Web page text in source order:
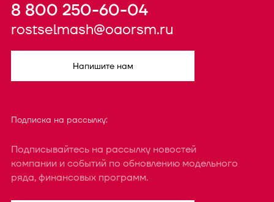
8 800 250-60-04
rostselmash@oaorsm.ru
Напишите нам
Подписка на рассылку:
Подписывайтесь на рассылку новостей
компании и событий по обновлению модельного
ряда, финансовых программ.